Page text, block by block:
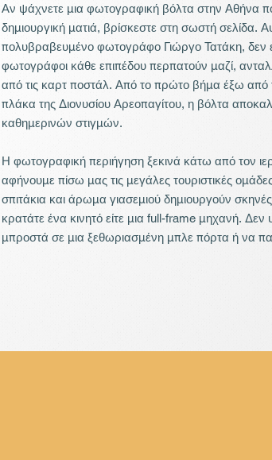
Αν ψάχνετε μια φωτογραφική βόλτα στην Αθήνα
δημιουργική ματιά, βρίσκεστε στη σωστή σελίδα.
πολυβραβευμένο φωτογράφο Γιώργο Τατάκη, δεν
φωτογράφοι κάθε επιπέδου περπατούν μαζί,
από τις καρτ ποστάλ. Από το πρώτο βήμα έξω από
πλάκα της Διονυσίου Αρεοπαγίτου, η βόλτα
καθημερινών στιγμών.
Η φωτογραφική περιήγηση ξεκινά κάτω από τον
αφήνουμε πίσω μας τις μεγάλες τουριστικές
σπιτάκια και άρωμα γιασεμιού δημιουργούν
κρατάτε ένα κινητό είτε μια full-frame μηχανή. Δεν
μπροστά σε μια ξεθωριασμένη μπλε πόρτα ή να
πανοραμική θέα της Αθήνας. Ο Γιώργος εξηγεί